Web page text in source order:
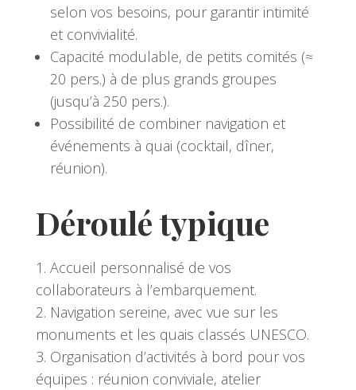
selon vos besoins, pour garantir intimité
et convivialité.
Capacité modulable, de petits comités (≈
20 pers.) à de plus grands groupes
(jusqu’à 250 pers.).
Possibilité de combiner navigation et
événements à quai (cocktail, dîner,
réunion).
Déroulé typique
Accueil personnalisé de vos
collaborateurs à l’embarquement.
Navigation sereine, avec vue sur les
monuments et les quais classés UNESCO.
Organisation d’activités à bord pour vos
équipes : réunion conviviale, atelier